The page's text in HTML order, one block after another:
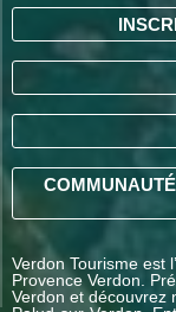
Verdon Tourisme est
Provence Verdon.
Verdon et découvrez